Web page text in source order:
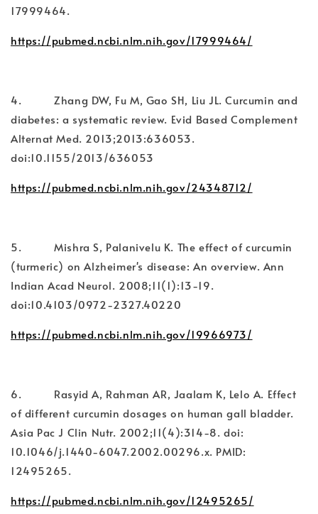
17999464.
https://pubmed.ncbi.nlm.nih.gov/17999464/
4. Zhang DW, Fu M, Gao SH, Liu JL. Curcumin and
diabetes: a systematic review. Evid Based Complement
Alternat Med. 2013;2013:636053.
doi:10.1155/2013/636053
https://pubmed.ncbi.nlm.nih.gov/24348712/
5. Mishra S, Palanivelu K. The effect of curcumin
(turmeric) on Alzheimer's disease: An overview. Ann
Indian Acad Neurol. 2008;11(1):13-19.
doi:10.4103/0972-2327.40220
https://pubmed.ncbi.nlm.nih.gov/19966973/
6. Rasyid A, Rahman AR, Jaalam K, Lelo A. Effect
of different curcumin dosages on human gall bladder.
Asia Pac J Clin Nutr. 2002;11(4):314-8. doi:
10.1046/j.1440-6047.2002.00296.x. PMID:
12495265.
https://pubmed.ncbi.nlm.nih.gov/12495265/